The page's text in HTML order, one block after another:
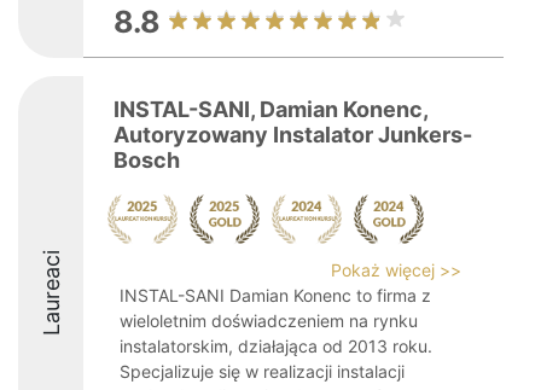
8.8
Laureaci
INSTAL-SANI, Damian Konenc,
Autoryzowany Instalator Junkers-
Bosch
Pokaż więcej >>
INSTAL-SANI Damian Konenc to firma z
wieloletnim doświadczeniem na rynku
instalatorskim, działająca od 2013 roku.
Specjalizuje się w realizacji instalacji